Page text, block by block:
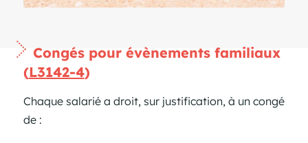
Congés pour évènements familiaux
(L3142-4)
Chaque salarié a droit, sur justification, à un congé
de :